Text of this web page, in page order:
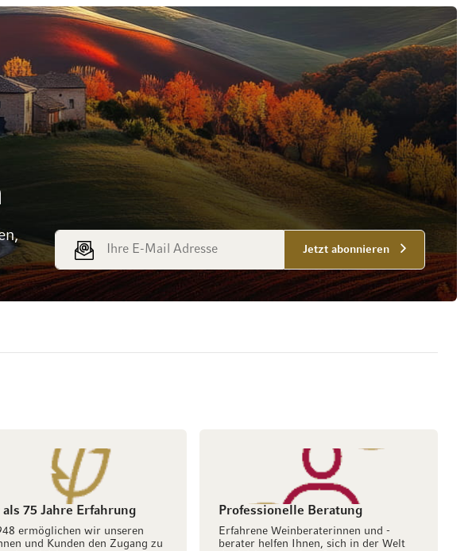
E-Mail Adresse
Jetzt abonnieren
75 Jahre Erfahrung
ermöglichen wir unseren
und Kunden den Zugang zu
Professionelle Beratung
Erfahrene Weinberaterinnen und -
berater helfen Ihnen, sich in der Welt